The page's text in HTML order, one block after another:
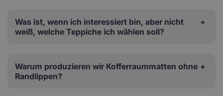
Was ist, wenn ich interessiert bin, aber nicht
weiß, welche Teppiche ich wählen soll?
Warum produzieren wir Kofferraummatten ohne
Randlippen?